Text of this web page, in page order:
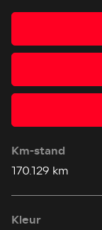
Km-stand
170.129 km
Kleur